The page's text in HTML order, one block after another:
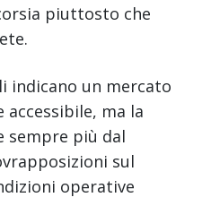
piuttosto che
indicano un mercato
accessibile, ma la
sempre più dal
sul
operative